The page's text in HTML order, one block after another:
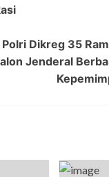
Dikreg 35
Jenderal